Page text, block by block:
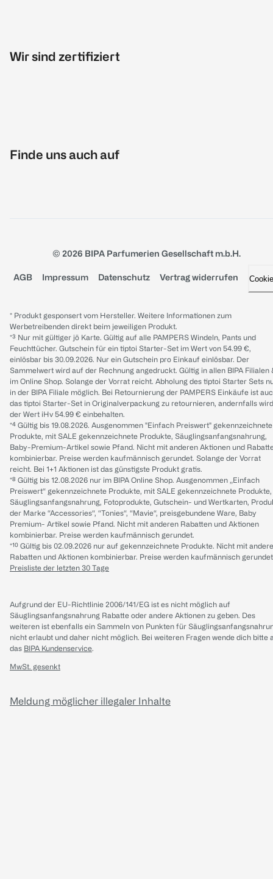
Wir sind zertifiziert
Finde uns auch auf
© 2026 BIPA Parfumerien Gesellschaft m.b.H.
AGB Impressum Datenschutz Vertrag widerrufen
* Produkt gesponsert vom Hersteller. Weitere Informationen zum
Werbetreibenden direkt beim jeweiligen Produkt.
*³ Nur mit gültiger jö Karte. Gültig auf alle PAMPERS Windeln, Pants und
Feuchttücher. Gutschein für ein tiptoi Starter-Set im Wert von 54.99 €,
einlösbar bis 30.09.2026. Nur ein Gutschein pro Einkauf einlösbar. Der
Sammelwert wird auf der Rechnung angedruckt. Gültig in allen BIPA Filialen
im Online Shop. Solange der Vorrat reicht. Abholung des tiptoi Starter Sets
in der BIPA Filiale möglich. Bei Retournierung der PAMPERS Einkäufe ist
das tiptoi Starter-Set in Originalverpackung zu retournieren, andernfalls wird
der Wert iHv 54.99 € einbehalten.
*⁴ Gültig bis 19.08.2026. Ausgenommen "Einfach Preiswert" gekennzeichnete
Produkte, mit SALE gekennzeichnete Produkte, Säuglingsanfangsnahrung,
Baby-Premium-Artikel sowie Pfand. Nicht mit anderen Aktionen und
kombinierbar. Preise werden kaufmännisch gerundet. Solange der Vorrat
reicht. Bei 1+1 Aktionen ist das günstigste Produkt gratis.
*⁸ Gültig bis 12.08.2026 nur im BIPA Online Shop. Ausgenommen „Einfach
Preiswert“ gekennzeichnete Produkte, mit SALE gekennzeichnete Produkte,
Säuglingsanfangsnahrung, Fotoprodukte, Gutschein- und Wertkarten,
der Marke “Accessories“, “Tonies“, “Mavie“, preisgebundene Ware, Baby
Premium- Artikel sowie Pfand. Nicht mit anderen Rabatten und Aktionen
kombinierbar. Preise werden kaufmännisch gerundet.
*¹⁰ Gültig bis 02.09.2026 nur auf gekennzeichnete Produkte. Nicht mit
Rabatten und Aktionen kombinierbar. Preise werden kaufmännisch
Preisliste der letzten 30 Tage
Aufgrund der EU-Richtlinie 2006/141/EG ist es nicht möglich auf
Säuglingsanfangsnahrung Rabatte oder andere Aktionen zu geben. Des
weiteren ist ebenfalls ein Sammeln von Punkten für
nicht erlaubt und daher nicht möglich. Bei weiteren Fragen wende dich bitte
das BIPA Kundenservice.
MwSt. gesenkt
Meldung möglicher illegaler Inhalte